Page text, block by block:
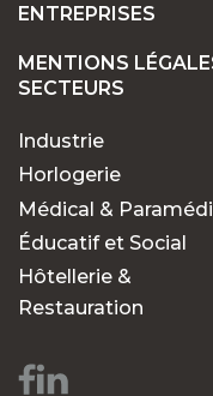
POSTES FIXES
POURQUOI
RECHERCHES
Des
chaque
ENTREPRISES
MENTIONS
SECTEURS
Industrie
Horlogerie
Médical &
Éducatif et Social
Hôtellerie &
Restauration